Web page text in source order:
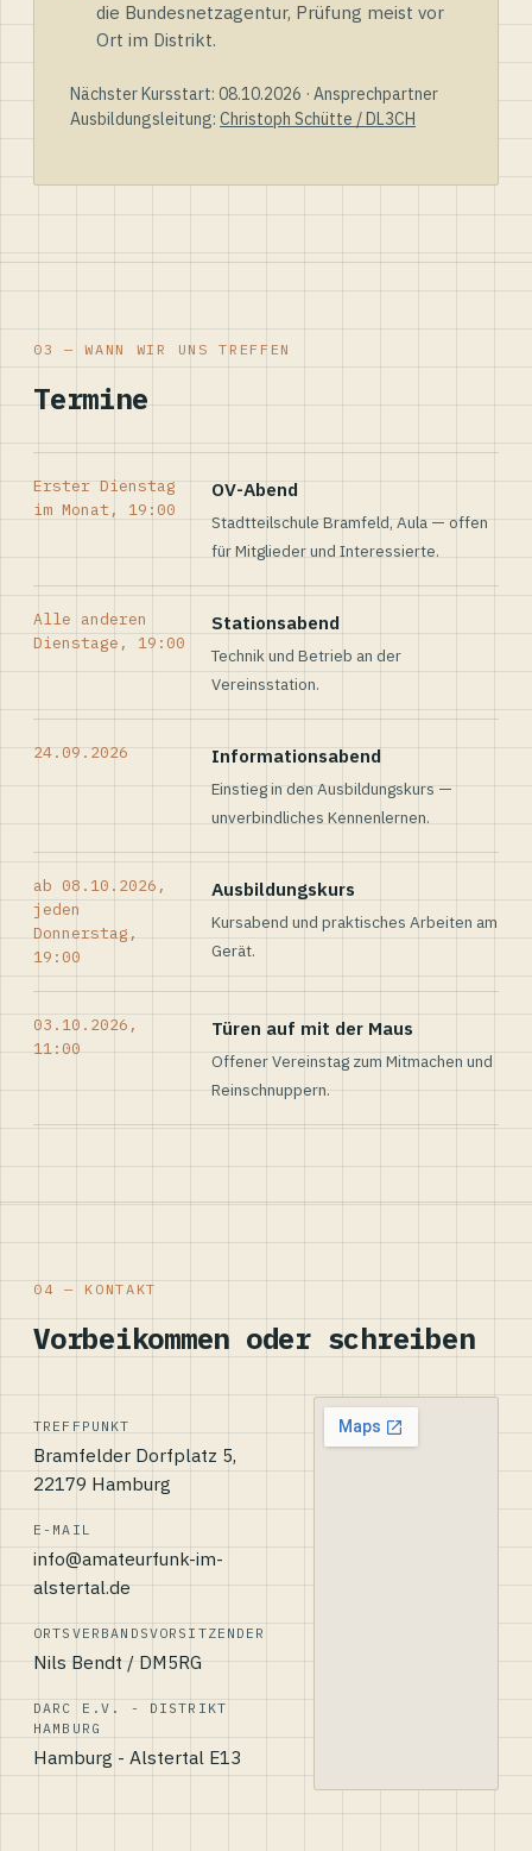
die Bundesnetzagentur, Prüfung meist vor
Ort im Distrikt.
Nächster Kursstart: 08.10.2026 · Ansprechpartner
Ausbildungsleitung: Christoph Schütte / DL3CH
03 — WANN WIR UNS TREFFEN
Termine
Erster Dienstag
im Monat, 19:00
OV-Abend
Stadtteilschule Bramfeld, Aula — offen
für Mitglieder und Interessierte.
Alle anderen
Dienstage, 19:00
Stationsabend
Technik und Betrieb an der
Vereinsstation.
24.09.2026 Informationsabend
Einstieg in den Ausbildungskurs —
unverbindliches Kennenlernen.
ab 08.10.2026,
jeden
Donnerstag,
19:00
Ausbildungskurs
Kursabend und praktisches Arbeiten am
Gerät.
03.10.2026,
11:00
Türen auf mit der Maus
Offener Vereinstag zum Mitmachen und
Reinschnuppern.
04 — KONTAKT
Vorbeikommen oder schreiben
TREFFPUNKT
Bramfelder Dorfplatz 5,
22179 Hamburg
E-MAIL
info@amateurfunk-im-
alstertal.de
ORTSVERBANDSVORSITZENDER
Nils Bendt / DM5RG
DARC E.V. - DISTRIKT
HAMBURG
Hamburg - Alstertal E13